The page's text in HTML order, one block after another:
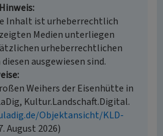
Inhalt ist urheberrechtlich
Medien unterliegen
urheberrechtlichen
ausgewiesen sind.
Weihers der Eisenhütte in
Kultur.Landschaft.Digital.
Objektansicht/KLD-
August 2026)